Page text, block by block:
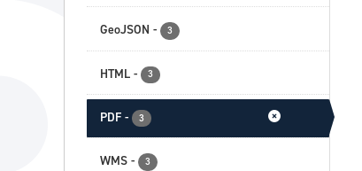
GeoJSON - 3
HTML - 3
PDF - 3
WMS - 3